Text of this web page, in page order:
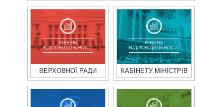
РІВЕНЬ
ВІДПОВІДАЛЬНОСТІ
ВЕРХОВНОЇ РАДИ
РІВЕНЬ
ВІДПОВІДАЛЬНОСТІ
КАБІНЕТУ МІНІСТРІВ